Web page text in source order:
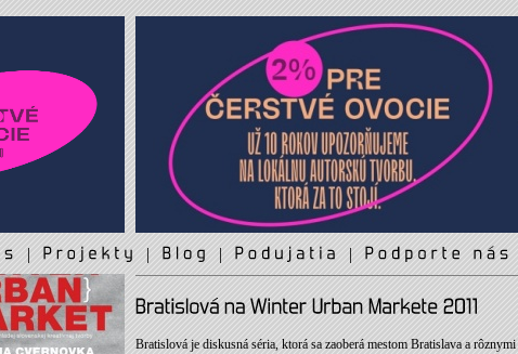
| | | |
Bratislová je diskusná séria, ktorá sa zaoberá mestom Bratislava a